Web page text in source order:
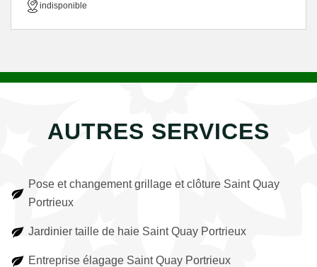
indisponible
AUTRES SERVICES
Pose et changement grillage et clôture Saint Quay
Portrieux
Jardinier taille de haie Saint Quay Portrieux
Entreprise élagage Saint Quay Portrieux